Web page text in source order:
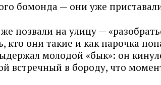
бомонда — они уже
позвали на улицу —
кто они такие и как парочка
молодой «бык»: он
встречный в бороду, что